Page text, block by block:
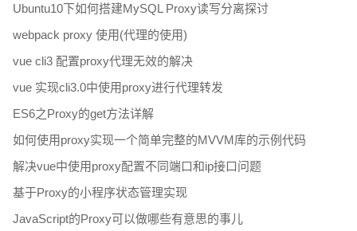
Ubuntu10下如何搭建MySQL Proxy读写分离探讨
webpack proxy 使用(代理的使用)
vue cli3 配置proxy代理无效的解决
vue 实现cli3.0中使用proxy进行代理转发
ES6之Proxy的get方法详解
如何使用proxy实现一个简单完整的MVVM库的示例代码
解决vue中使用proxy配置不同端口和ip接口问题
基于Proxy的小程序状态管理实现
JavaScript的Proxy可以做哪些有意思的事儿